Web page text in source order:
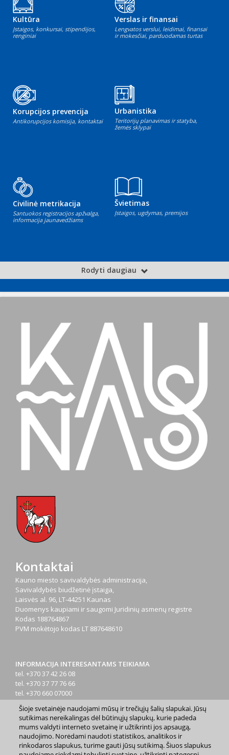
Kultūra
Įstaigos, konkursai, stipendijos,
renginiai
Verslas ir finansai
Lengvatos verslui, leidimai, finansai
ir mokesčiai, parduodamas turtas
Korupcijos prevencija
Antikorupcijos komisija, kontaktai
Urbanistika
Teritorijų planavimas ir statyba,
žemės sklypai
Civilinė metrikacija
Santuokos registracijos apžvalga,
informacija jaunavedžiams
Švietimas
Įstaigos, ugdymas, premijos
Rodyti daugiau
Kontaktai
Kauno miesto savivaldybės administracija,
Savivaldybės biudžetinė įstaiga,
Laisvės al. 96, LT-44251 Kaunas
Duomenys kaupiami ir saugomi Juridinių asmenų registre
Kodas 188764867
PVM mokėtojo kodas LT 887648610
INFORMACIJA INTERESANTAMS TEIKIAMA
tel. +370 37 42 26 08
tel. +370 37 77 76 66
tel. +370 660 07000
el. p.
Šioje svetainėje naudojami mūsų ir trečiųjų šalių slapukai. Jūsų
sutikimas nereikalingas dėl būtinųjų slapukų, kurie padeda
mums valdyti interneto svetainę ir užtikrinti jos apsaugą,
naudojimo. Norėdami naudoti statistikos, analitikos ir
rinkodaros slapukus, turime gauti jūsų sutikimą. Šiuos slapukus